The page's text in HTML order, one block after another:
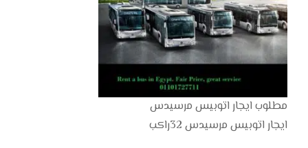
مطلوب ايجار اتوبيس مرسيدس
ايجار اتوبيس مرسيدس 32راكب